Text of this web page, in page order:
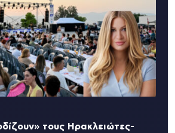
τους Ηρακλειώτες-